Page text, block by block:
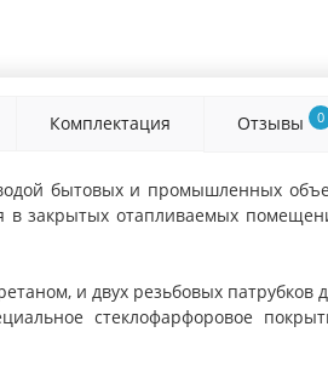
Комплектация Отзывы 0
бытовых и промышленных
в закрытых отапливаемых
и двух резьбовых патрубков
стеклофарфоровое